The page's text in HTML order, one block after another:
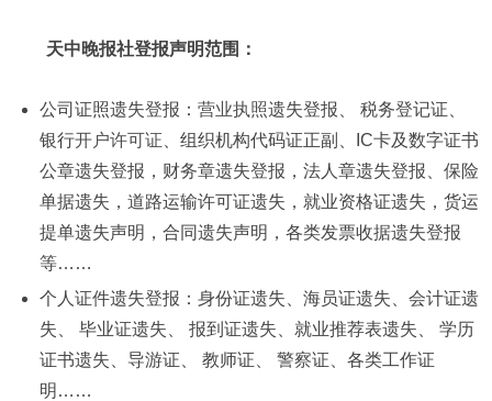
天中晚报社登报声明范围：
公司证照遗失登报： 营业执照遗失登报、 税务登记证、
银行开户许可证 、组织机构代码证正副、IC卡及数字证书
公章遗失登报，财务章遗失登报，法人章遗失登报、保险
单据遗失，道路运输许可证遗失，就业资格证遗失，货运
提单遗失声明，合同遗失声明，各类发票收据遗失登报
等……
个人证件遗失登报：身份证遗失、海员证遗失、会计证遗
失、 毕业证遗失、 报到证遗失、就业推荐表遗失、 学历
证书遗失、导游证、 教师证、 警察证、各类工作证
明……